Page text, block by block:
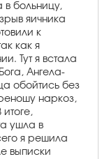
в больницу,
яичника
к
как я
Тут я встала
Ангела-
обойтись без
наркоз,
итоге,
ушла в
я решила
выписки